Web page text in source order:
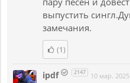
выпустить
замечания.
(1)
ipdf 2147 10 мар. 2025